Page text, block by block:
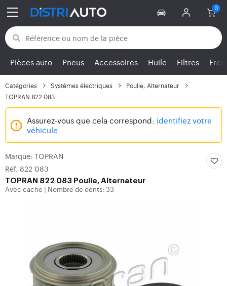
Retour aux catégories
Pièces auto Pneus Accessoires Huile Filtres
Catégories Systèmes électriques
Poulie, Alternateur
TOPRAN 822 083
Assurez-vous que cela correspond: identifiez votre
véhicule
Marque: TOPRAN
Réf. 822 083
TOPRAN 822 083 Poulie, Alternateur
Avec cache Nombre de dents: 33